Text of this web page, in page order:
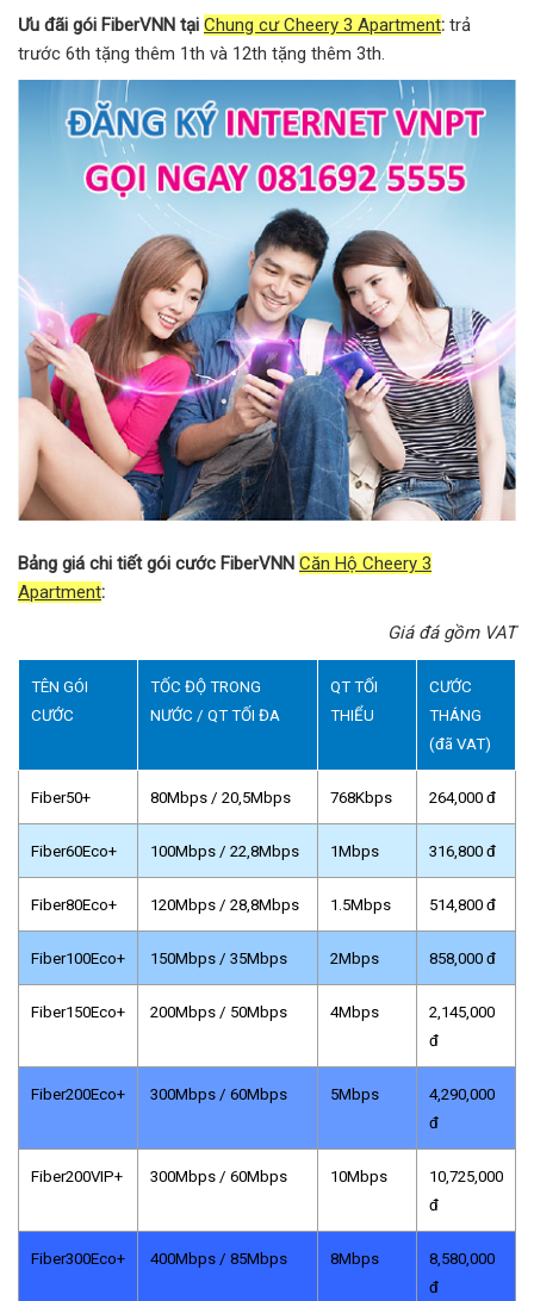
Ưu đãi gói FiberVNN tại Chung cư Cheery 3 Apartment: trả
trước 6th tặng thêm 1th và 12th tặng thêm 3th.
Bảng giá chi tiết gói cước FiberVNN Căn Hộ Cheery 3
Apartment:
Giá đá gồm VAT
TÊN GÓI
CƯỚC
TỐC ĐỘ TRONG
NƯỚC / QT TỐI ĐA
QT TỐI
THIỂU
CƯỚC
THÁNG
(đã VAT)
Fiber50+ 80Mbps / 20,5Mbps 768Kbps 264,000 đ
Fiber60Eco+ 100Mbps / 22,8Mbps 1Mbps 316,800 đ
Fiber80Eco+ 120Mbps / 28,8Mbps 1.5Mbps 514,800 đ
Fiber100Eco+ 150Mbps / 35Mbps 2Mbps 858,000 đ
Fiber150Eco+ 200Mbps / 50Mbps 4Mbps
2,145,000
đ
Fiber200Eco+ 300Mbps / 60Mbps 5Mbps
4,290,000
đ
Fiber200VIP+ 300Mbps / 60Mbps 10Mbps
10,725,000
đ
Fiber300Eco+ 400Mbps / 85Mbps 8Mbps
8,580,000
đ